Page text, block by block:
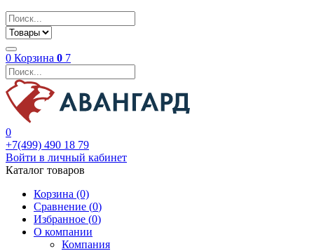
0 Корзина 0 7
0
+7(499) 490 18 79
Войти в личный кабинет
Каталог товаров
Корзина (0)
Сравнение (0)
Избранное (0)
О компании
Компания